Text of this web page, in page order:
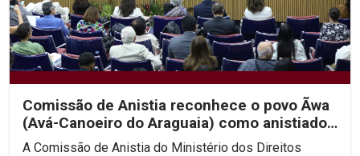
Comissão de Anistia reconhece o povo Ãwa
(Avá-Canoeiro do Araguaia) como anistiado
político coletivo
A Comissão de Anistia do Ministério dos Direitos